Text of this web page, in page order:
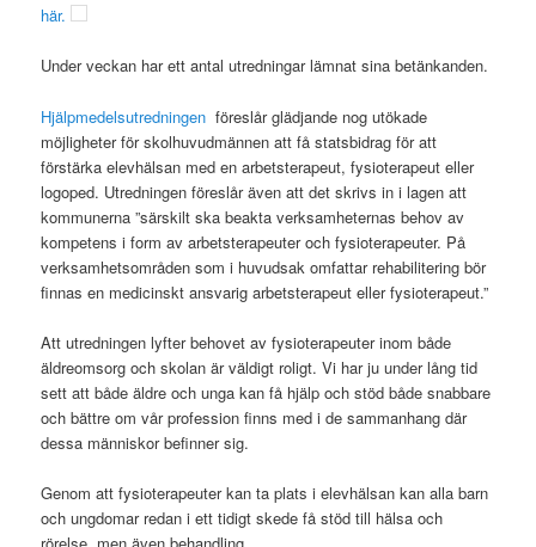
här.
Under veckan har ett antal utredningar lämnat sina betänkanden.
Hjälpmedelsutredningen föreslår glädjande nog utökade
möjligheter för skolhuvudmännen att få statsbidrag för att
förstärka elevhälsan med en arbetsterapeut, fysioterapeut eller
logoped. Utredningen föreslår även att det skrivs in i lagen att
kommunerna ”särskilt ska beakta verksamheternas behov av
kompetens i form av arbetsterapeuter och fysioterapeuter. På
verksamhetsområden som i huvudsak omfattar rehabilitering bör
finnas en medicinskt ansvarig arbetsterapeut eller fysioterapeut.”
Att utredningen lyfter behovet av fysioterapeuter inom både
äldreomsorg och skolan är väldigt roligt. Vi har ju under lång tid
sett att både äldre och unga kan få hjälp och stöd både snabbare
och bättre om vår profession finns med i de sammanhang där
dessa människor befinner sig.
Genom att fysioterapeuter kan ta plats i elevhälsan kan alla barn
och ungdomar redan i ett tidigt skede få stöd till hälsa och